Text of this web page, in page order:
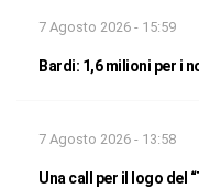
7 Agosto 2026 - 15:59
Bardi: 1,6 milioni per i
7 Agosto 2026 - 13:58
Una call per il logo del